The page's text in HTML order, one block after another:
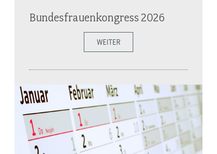
Bundesfrauenkongress 2026
WEITER